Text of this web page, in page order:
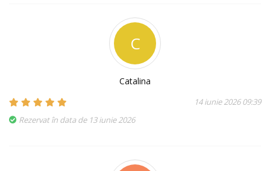
C
Catalina
14 iunie 2026 09:39
Rezervat în data de 13 iunie 2026